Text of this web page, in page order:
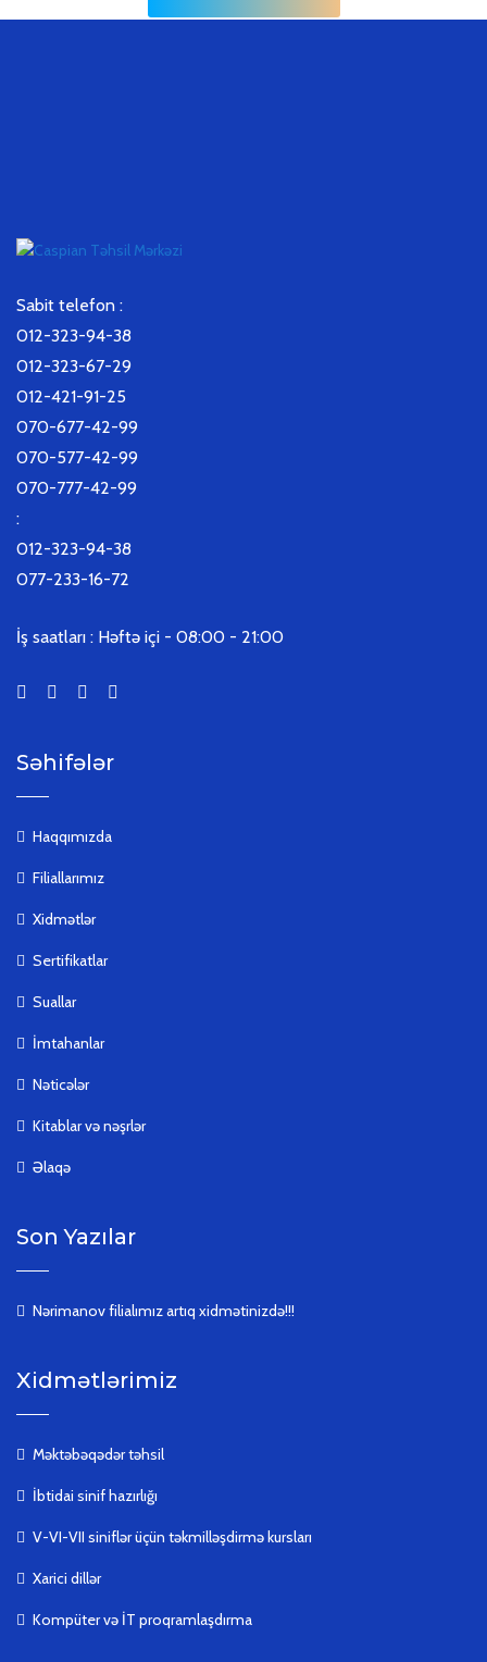
Sabit telefon :
012-323-94-38
012-323-67-29
012-421-91-25
070-677-42-99
070-577-42-99
070-777-42-99
:
012-323-94-38
077-233-16-72
İş saatları : Həftə içi - 08:00 - 21:00
Səhifələr
Haqqımızda
Filiallarımız
Xidmətlər
Sertifikatlar
Suallar
İmtahanlar
Nəticələr
Kitablar və nəşrlər
Əlaqə
Son Yazılar
Nərimanov filialımız artıq xidmətinizdə!!!
Xidmətlərimiz
Məktəbəqədər təhsil
İbtidai sinif hazırlığı
V-VI-VII siniflər üçün təkmilləşdirmə kursları
Xarici dillər
Kompüter və İT proqramlaşdırma